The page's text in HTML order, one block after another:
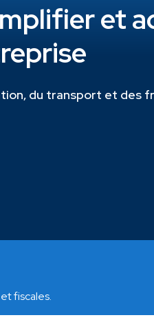
et
du transport et des
fiscales.